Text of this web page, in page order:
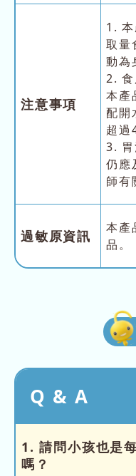
注意事項
1.
取量
動為
2. 食
本產
配開
超過
3. 胃
仍應
師有
過敏原資訊
本產
品。
Q & A
1. 請問小孩也是
嗎？